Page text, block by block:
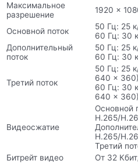
Максимальное
разрешение
1920 ×
Основной поток
50 Гц: 25
60 Гц: 30
Дополнительный
поток
50 Гц: 25
60 Гц: 30
Третий поток
50 Гц: 25
640 × 360)
60 Гц: 30
640 × 360)
Видеосжатие
Основной
H.265/
H.265/
Третий
Битрейт видео
От 32